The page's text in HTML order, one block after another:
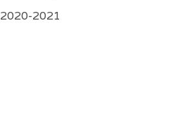
2020-2021